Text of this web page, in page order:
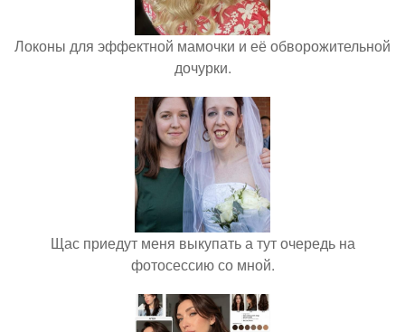
Локоны для эффектной мамочки и её обворожительной
дочурки.
Щас приедут меня выкупать а тут очередь на
фотосессию со мной.